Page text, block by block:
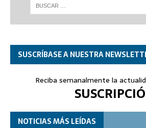
SUSCRÍBASE A NUESTRA
Reciba semanalmente la
NOTICIAS MÁS LEÍDAS